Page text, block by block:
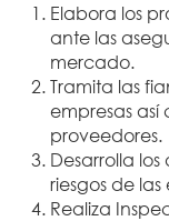
Elabora los
ante las
mercado.
Tramita las
empresas así
proveedores.
Desarrolla
riesgos de las
Realiza